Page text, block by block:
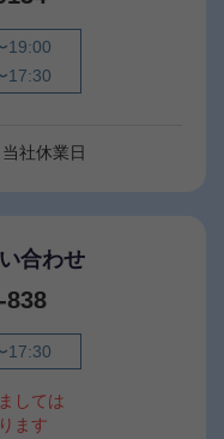
19:00
17:30
社休業日
合わせ
838
17:30
しては
ます